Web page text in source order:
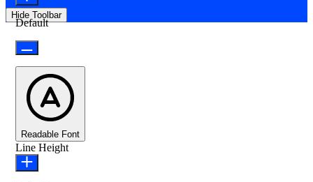
Hide Toolbar
Default
Readable Font
Line Height